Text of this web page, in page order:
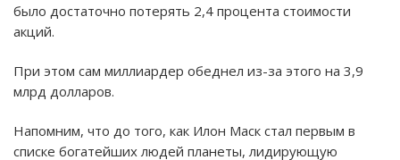
было достаточно потерять 2,4 процента стоимости
акций.
При этом сам миллиардер обеднел из-за этого на 3,9
млрд долларов.
Напомним, что до того, как Илон Маск стал первым в
списке богатейших людей планеты, лидирующую